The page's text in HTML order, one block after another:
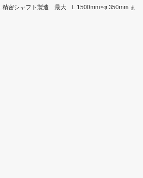
精密シャフト製造 最大 L:1500mm×φ:350mm ま